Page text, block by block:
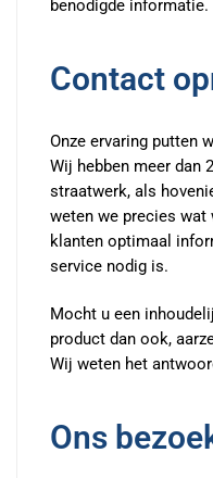
benodigde informatie.
Contact
Onze ervaring putten
Wij hebben meer dan
straatwerk, als
weten we precies wat
klanten optimaal
service nodig is.
Mocht u een
product dan ook,
Wij weten het
Ons